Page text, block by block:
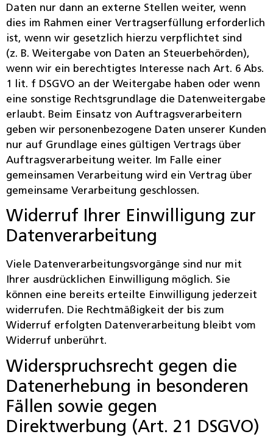
Daten nur dann an externe Stellen weiter, wenn
dies im Rahmen einer Vertragserfüllung erforderlich
ist, wenn wir gesetzlich hierzu verpflichtet sind
(z. B. Weitergabe von Daten an Steuerbehörden),
wenn wir ein berechtigtes Interesse nach Art. 6 Abs.
1 lit. f DSGVO an der Weitergabe haben oder wenn
eine sonstige Rechtsgrundlage die Datenweitergabe
erlaubt. Beim Einsatz von Auftragsverarbeitern
geben wir personenbezogene Daten unserer Kunden
nur auf Grundlage eines gültigen Vertrags über
Auftragsverarbeitung weiter. Im Falle einer
gemeinsamen Verarbeitung wird ein Vertrag über
gemeinsame Verarbeitung geschlossen.
Widerruf Ihrer Einwilligung zur
Datenverarbeitung
Viele Datenverarbeitungsvorgänge sind nur mit
Ihrer ausdrücklichen Einwilligung möglich. Sie
können eine bereits erteilte Einwilligung jederzeit
widerrufen. Die Rechtmäßigkeit der bis zum
Widerruf erfolgten Datenverarbeitung bleibt vom
Widerruf unberührt.
Widerspruchsrecht gegen die
Datenerhebung in besonderen
Fällen sowie gegen
Direktwerbung (Art. 21 DSGVO)